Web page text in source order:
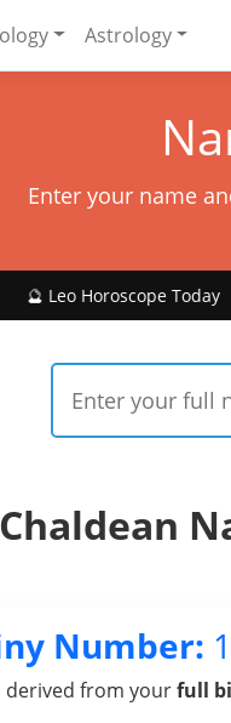
Astrology
Enter your name
Today 🔮
Chaldean
Number: 1
derived from yourfull